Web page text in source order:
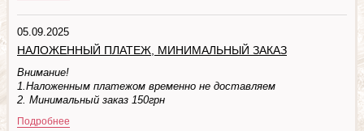
05.09.2025
НАЛОЖЕННЫЙ ПЛАТЕЖ, МИНИМАЛЬНЫЙ ЗАКАЗ
Внимание!
1.Наложенным платежом временно не доставляем
2. Минимальный заказ 150грн
Подробнее